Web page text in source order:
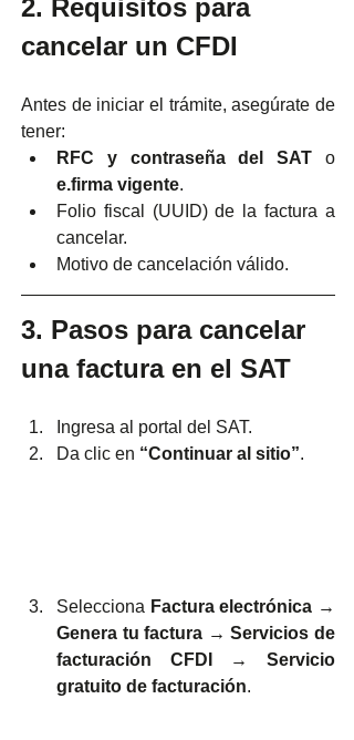
2. Requisitos para
cancelar un CFDI
Antes de iniciar el trámite, asegúrate de
tener:
RFC y contraseña del SAT
e.firma vigente.
Folio fiscal (UUID) de la factura a
cancelar.
Motivo de cancelación válido.
3. Pasos para cancelar
una factura en el SAT
Ingresa al portal del SAT.
Da clic en “Continuar al sitio”.
Selecciona Factura electrónica →
Genera tu factura → Servicios de
facturación CFDI → Servicio
gratuito de facturación.